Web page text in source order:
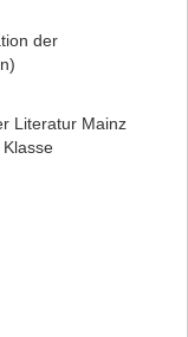
der
Literatur Mainz